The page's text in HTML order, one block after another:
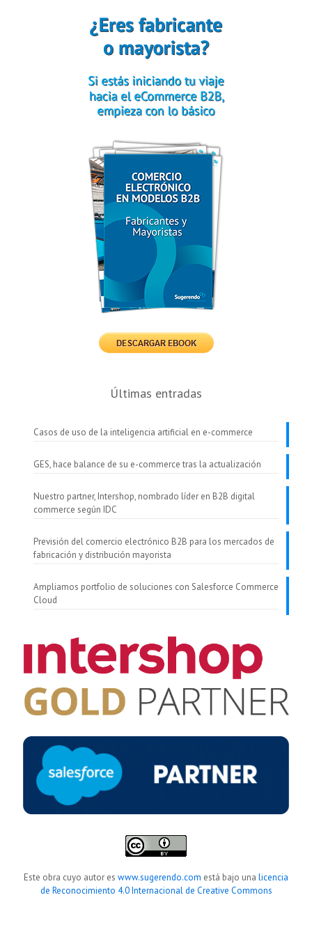
Últimas entradas
Casos de uso de la inteligencia artificial en e-commerce
GES, hace balance de su e-commerce tras la actualización
Nuestro partner, Intershop, nombrado líder en B2B digital
commerce según IDC
Previsión del comercio electrónico B2B para los mercados de
fabricación y distribución mayorista
Ampliamos portfolio de soluciones con Salesforce Commerce
Cloud
Este obra cuyo autor es www.sugerendo.com está bajo una licencia
de Reconocimiento 4.0 Internacional de Creative Commons